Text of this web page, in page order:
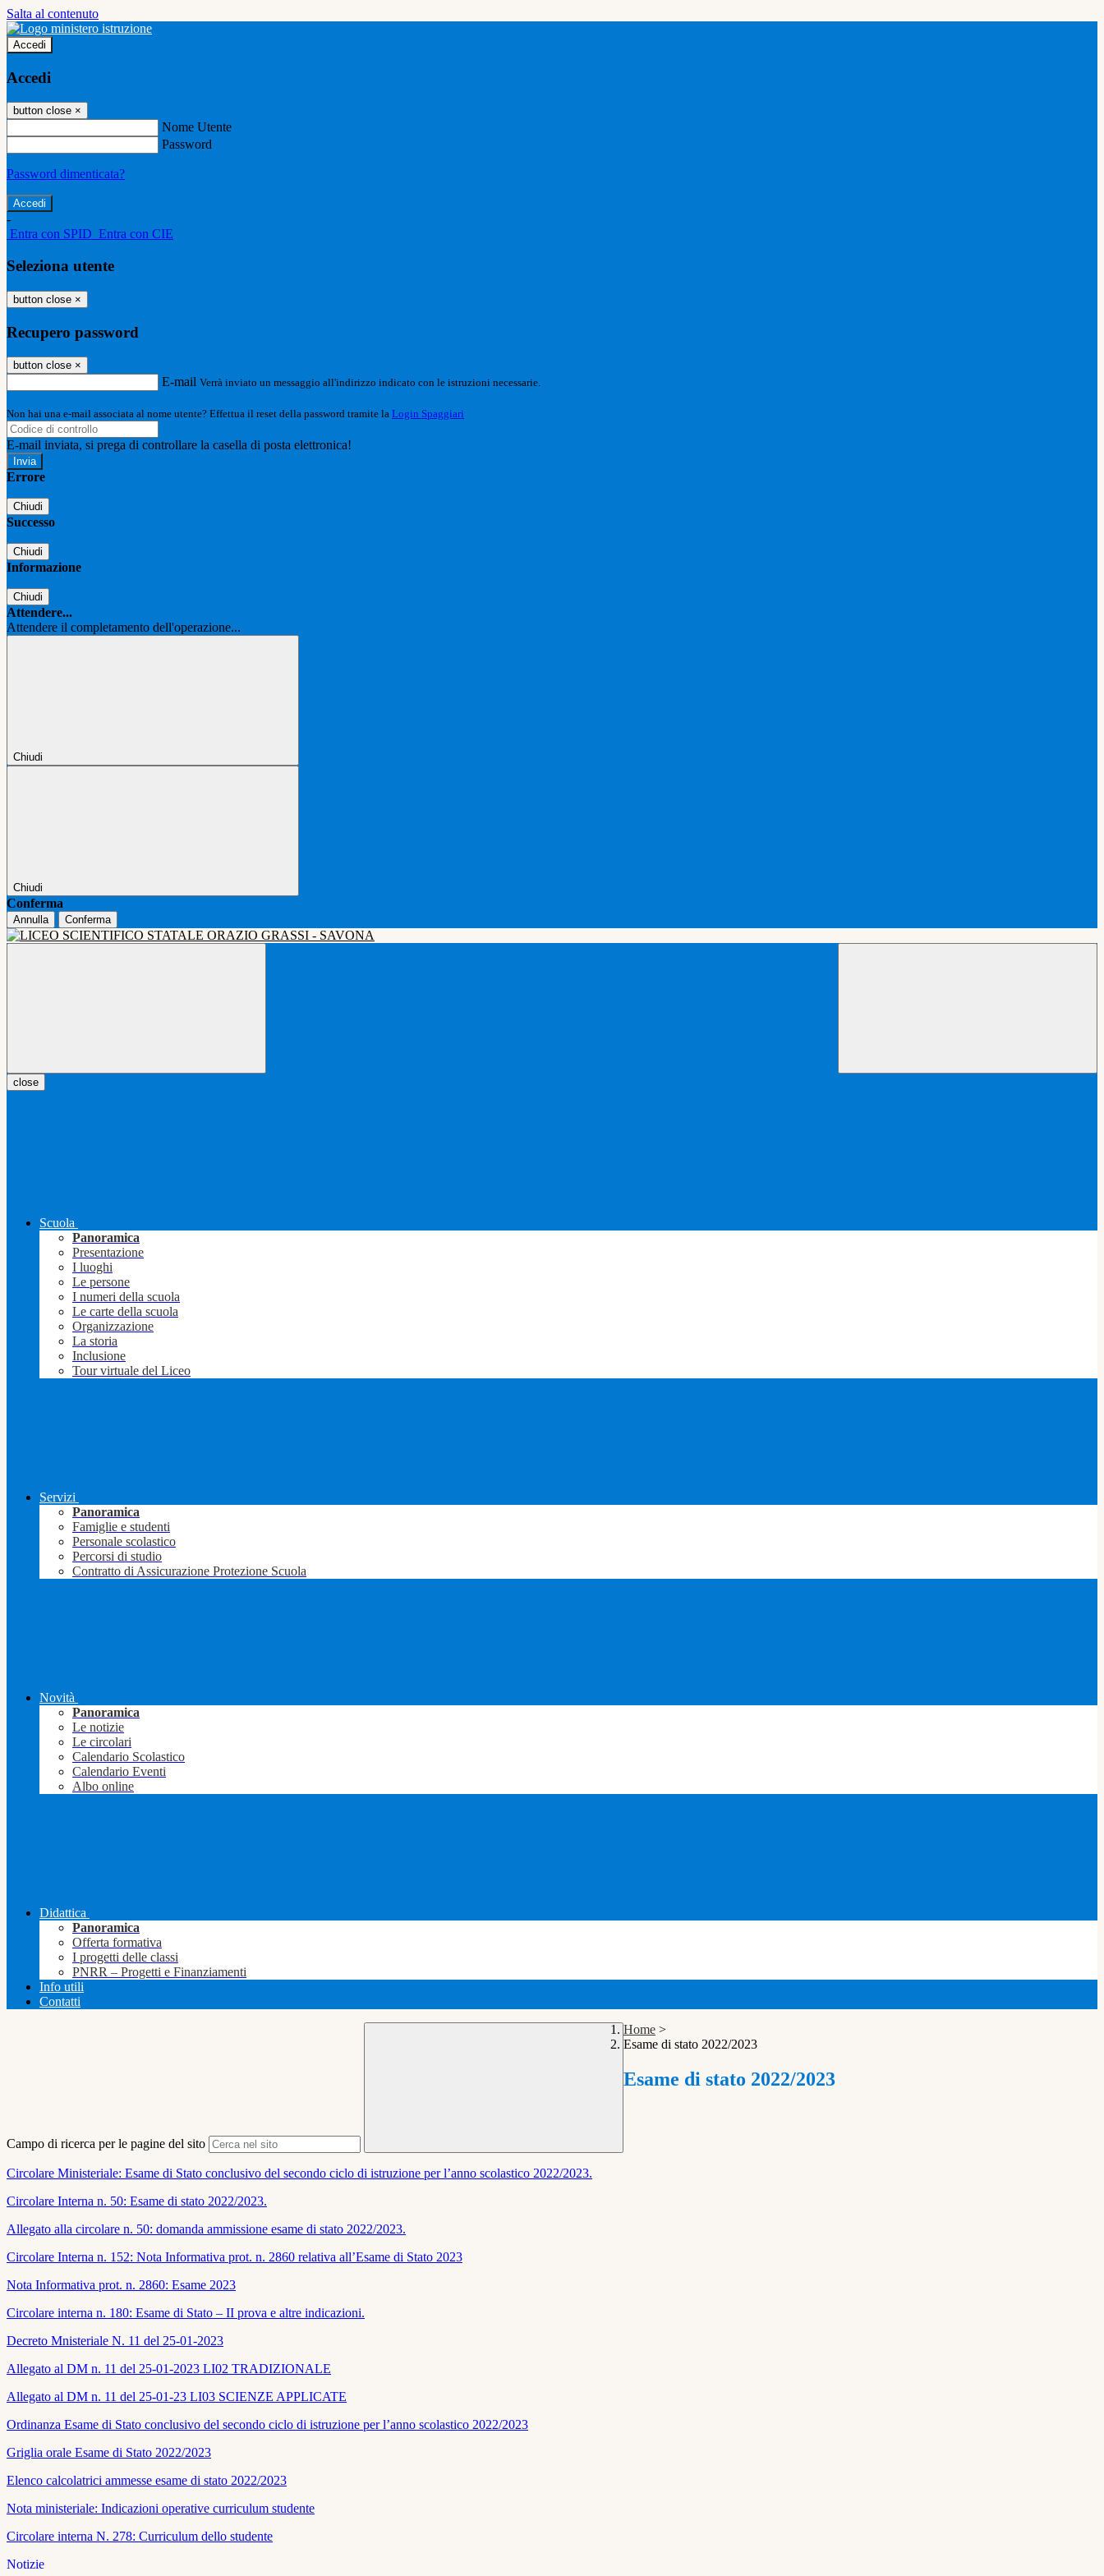
Salta al contenuto
Accedi
Accedi
button close ×
Nome Utente
Password
Password dimenticata?
-
Entra con SPID Entra con CIE
Seleziona utente
button close ×
Recupero password
button close ×
E-mail Verrà inviato un messaggio all'indirizzo indicato con le istruzioni necessarie.
Non hai una e-mail associata al nome utente? Effettua il reset della password tramite la Login Spaggiari
E-mail inviata, si prega di controllare la casella di posta elettronica!
Errore
Chiudi
Successo
Chiudi
Informazione
Chiudi
Attendere...
Attendere il completamento dell'operazione...
Chiudi
Chiudi
Conferma
Annulla Conferma
close
Scuola
Panoramica
Presentazione
I luoghi
Le persone
I numeri della scuola
Le carte della scuola
Organizzazione
La storia
Inclusione
Tour virtuale del Liceo
Servizi
Panoramica
Famiglie e studenti
Personale scolastico
Percorsi di studio
Contratto di Assicurazione Protezione Scuola
Novità
Panoramica
Le notizie
Le circolari
Calendario Scolastico
Calendario Eventi
Albo online
Didattica
Panoramica
Offerta formativa
I progetti delle classi
PNRR – Progetti e Finanziamenti
Info utili
Contatti
Campo di ricerca per le pagine del sito
Home >
Esame di stato 2022/2023
Esame di stato 2022/2023
Circolare Ministeriale: Esame di Stato conclusivo del secondo ciclo di istruzione per l’anno scolastico 2022/2023.
Circolare Interna n. 50: Esame di stato 2022/2023.
Allegato alla circolare n. 50: domanda ammissione esame di stato 2022/2023.
Circolare Interna n. 152: Nota Informativa prot. n. 2860 relativa all’Esame di Stato 2023
Nota Informativa prot. n. 2860: Esame 2023
Circolare interna n. 180: Esame di Stato – II prova e altre indicazioni.
Decreto Mnisteriale N. 11 del 25-01-2023
Allegato al DM n. 11 del 25-01-2023 LI02 TRADIZIONALE
Allegato al DM n. 11 del 25-01-23 LI03 SCIENZE APPLICATE
Ordinanza Esame di Stato conclusivo del secondo ciclo di istruzione per l’anno scolastico 2022/2023
Griglia orale Esame di Stato 2022/2023
Elenco calcolatrici ammesse esame di stato 2022/2023
Nota ministeriale: Indicazioni operative curriculum studente
Circolare interna N. 278: Curriculum dello studente
Notizie